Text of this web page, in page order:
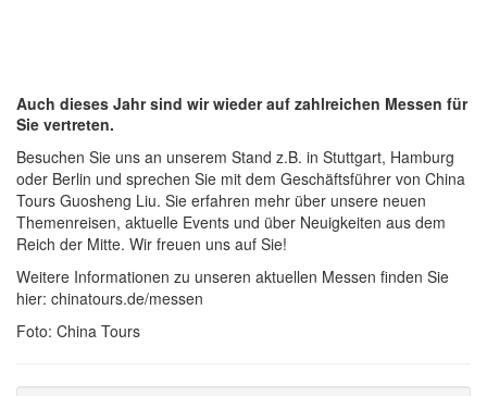
Auch dieses Jahr sind wir wieder auf zahlreichen Messen für
Sie vertreten.
Besuchen Sie uns an unserem Stand z.B. in Stuttgart, Hamburg
oder Berlin und sprechen Sie mit dem Geschäftsführer von China
Tours Guosheng Liu. Sie erfahren mehr über unsere neuen
Themenreisen, aktuelle Events und über Neuigkeiten aus dem
Reich der Mitte. Wir freuen uns auf Sie!
Weitere Informationen zu unseren aktuellen Messen finden Sie
hier: chinatours.de/messen
Foto: China Tours